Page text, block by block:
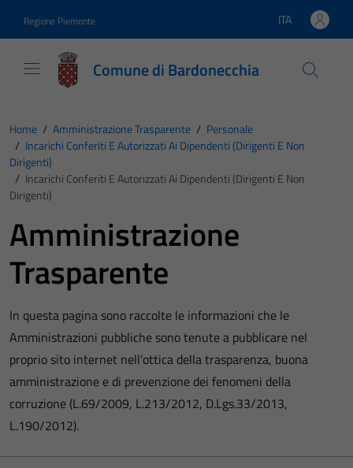
Regione Piemonte Lingua attiva:
ITA
Comune di Bardonecchia
Home / Amministrazione Trasparente / Personale
/ Incarichi Conferiti E Autorizzati Ai Dipendenti (dirigenti E Non
Dirigenti)
/ Incarichi Conferiti E Autorizzati Ai Dipendenti (dirigenti E Non
Dirigenti)
Amministrazione
Trasparente
In questa pagina sono raccolte le informazioni che le
Amministrazioni pubbliche sono tenute a pubblicare nel
proprio sito internet nell’ottica della trasparenza, buona
amministrazione e di prevenzione dei fenomeni della
corruzione (L.69/2009, L.213/2012, D.Lgs.33/2013,
L.190/2012).